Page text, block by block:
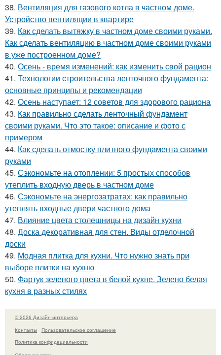
38. Вентиляция для газового котла в частном доме.
Устройство вентиляции в квартире
39. Как сделать вытяжку в частном доме своими руками.
Как сделать вентиляцию в частном доме своими руками
в уже построенном доме?
40. Осень - время изменений: как изменить свой рацион
41. Технологии строительства ленточного фундамента:
основные принципы и рекомендации
42. Осень наступает: 12 советов для здорового рациона
43. Как правильно сделать ленточный фундамент
своими руками. Что это такое: описание и фото с
примером
44. Как сделать отмостку плитного фундамента своими
руками
45. Сэкономьте на отоплении: 5 простых способов
утеплить входную дверь в частном доме
46. Сэкономьте на энергозатратах: как правильно
утеплять входные двери частного дома
47. Влияние цвета столешницы на дизайн кухни
48. Доска декоративная для стен. Виды отделочной
доски
49. Модная плитка для кухни. Что нужно знать при
выборе плитки на кухню
50. Фартук зеленого цвета в белой кухне. Зелено белая
кухня в разных стилях
© 2026 Дизайн интерьера
Контакты
Пользовательское соглашение
Политика конфидециальности